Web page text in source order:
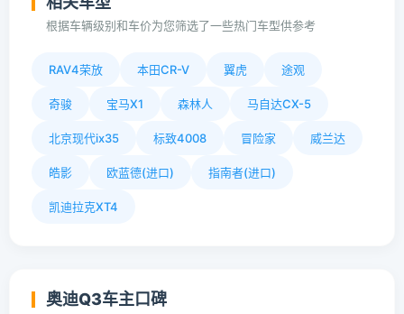
根据车辆级别和车价为您筛选了一些热门车型供参考
RAV4荣放 本田CR-V 翼虎 途观
奇骏 宝马X1 森林人 马自达CX-5
北京现代ix35 标致4008 冒险家 威兰达
皓影 欧蓝德(进口) 指南者(进口)
凯迪拉克XT4
奥迪Q3车主口碑